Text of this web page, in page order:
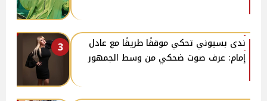
3
​ندى بسيوني تحكي موقفًا طريفًا مع عادل
إمام: عرف صوت ضحكي من وسط الجمهور